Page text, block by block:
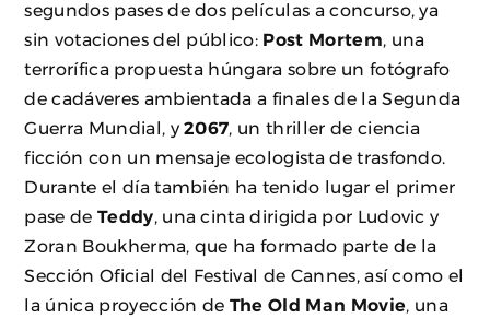
segundos pases de dos películas a concurso, ya
sin votaciones del público: Post Mortem , una
terrorífica propuesta húngara sobre un fotógrafo
de cadáveres ambientada a finales de la Segunda
Guerra Mundial, y2067 , un thriller de ciencia
ficción con un mensaje ecologista de trasfondo.
Durante el día también ha tenido lugar el primer
pase de Teddy , una cinta dirigida por Ludovic y
Zoran Boukherma, que ha formado parte de la
Sección Oficial del Festival de Cannes, así como el
la única proyección de The Old Man Movie , una